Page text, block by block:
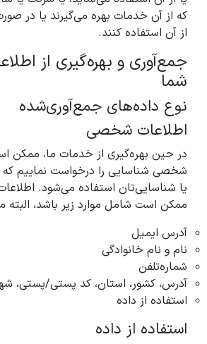
که از آن خدمات بهره می‌گیرند یا در
از آن استفاده کنند.
جمع‌آوری و بهره‌گیری از
شما
نوع داده‌های جمع‌آوری‌شده
اطلاعات شخصی
در حین بهره‌گیری از خدمات ما، ممکن
شخصی شناسایی را درخواست نماییم که
یا شناسایی‌تان استفاده می‌شود.
ممکن است شامل موارد زیر باشد، البته
آدرس ایمیل
نام و نام خانوادگی
شماره‌تلفن
آدرس، کشور، استان، کد پستی/پستی،
استفاده از داده‌
استفاده از داده‌